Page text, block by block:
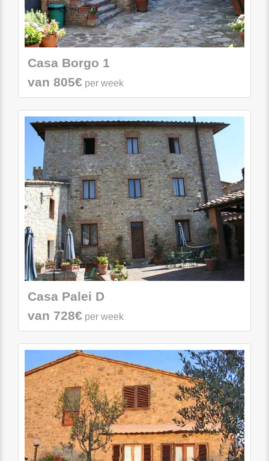
Casa Borgo 1
van 805€ per week
Casa Palei D
van 728€ per week